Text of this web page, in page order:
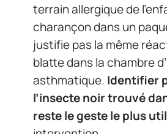
terrain allergique de
charançon dans un
justifie pas la même
blatte dans la chambre
asthmatique. Identifier
l’insecte noir trouvé
reste le geste le plus